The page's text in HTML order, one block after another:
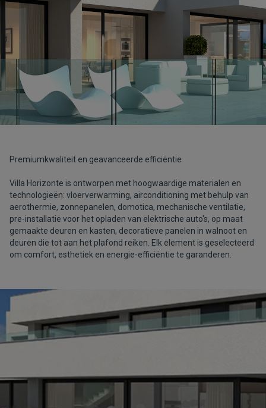
Premiumkwaliteit en geavanceerde efficiëntie
Villa Horizonte is ontworpen met hoogwaardige materialen en
technologieën: vloerverwarming, airconditioning met behulp van
aerothermie, zonnepanelen, domotica, mechanische ventilatie,
pre-installatie voor het opladen van elektrische auto's, op maat
gemaakte deuren en kasten, decoratieve panelen in walnoot en
deuren die tot aan het plafond reiken. Elk element is geselecteerd
om comfort, esthetiek en energie-efficiëntie te garanderen.